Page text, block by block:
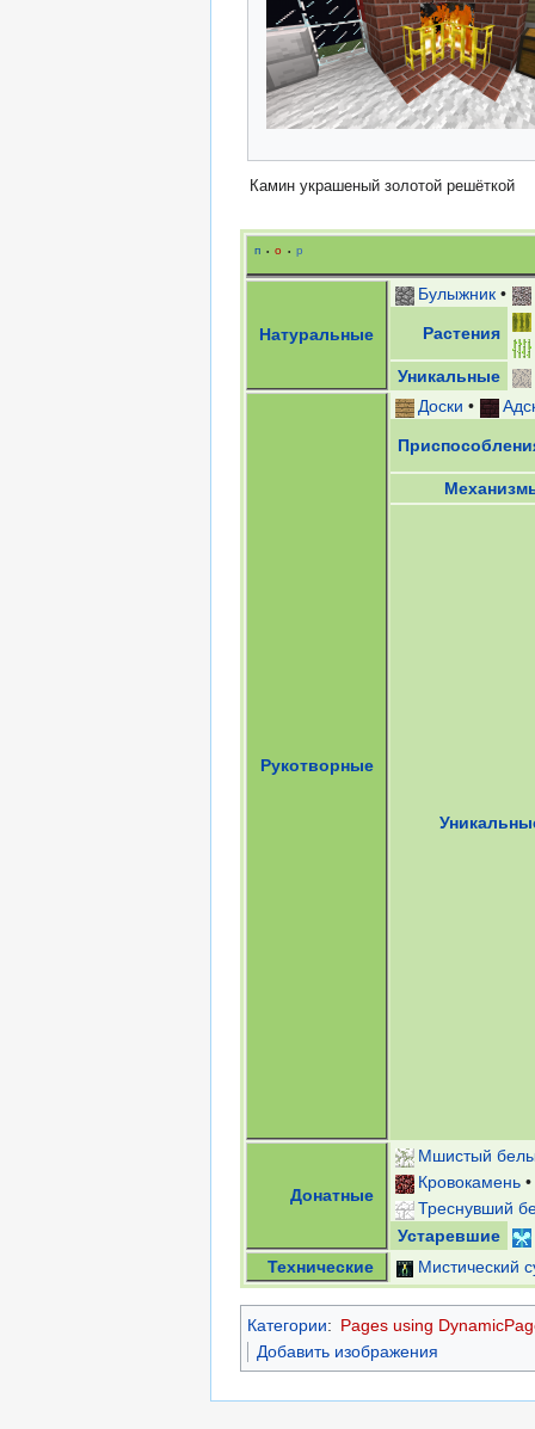
Камин украшеный золотой решёткой
п • о • р
Натуральные
Булыжник •
Растения
Уникальные
Рукотворные
Доски •
Донатные
Мшистый
Кровокамень
Треснувший
Устаревшие
Технические
Мистический
Категории: Pages using
Добавить изображения